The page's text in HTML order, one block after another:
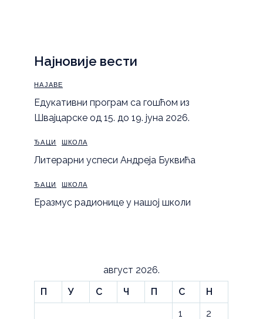
Најновије вести
НАЈАВЕ
Eдукативни програм са гошћом из
Швајцарске од 15. до 19. јуна 2026.
ЂАЦИ ШКОЛА
Литерарни успеси Андреја Буквића
ЂАЦИ ШКОЛА
Еразмус радионице у нашој школи
август 2026.
П
У С Ч П С
Н
1
2